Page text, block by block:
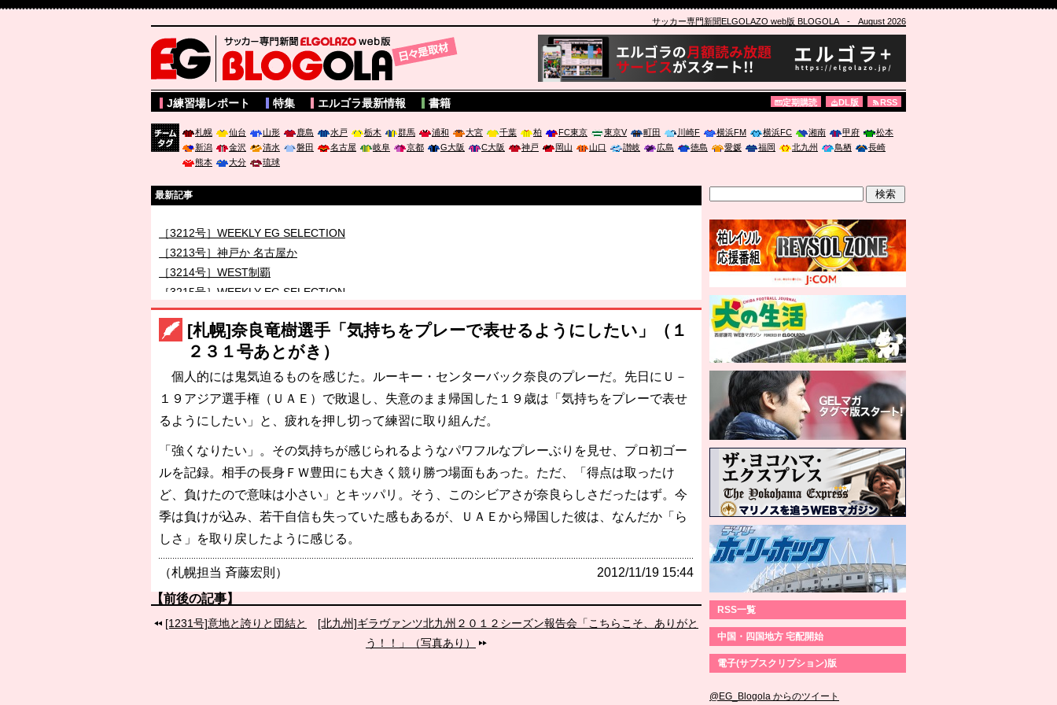
サッカー専門新聞ELGOLAZO web版 BLOGOLA- August 2026
サッカー専門新聞ELGOLAZO web版 BLOGOLA
J練習場レポート 特集 エルゴラ最新情報 書籍 定期購読 DL版 RSS
札幌 仙台 山形 鹿島 水戸 栃木 群馬 浦和 大宮 千葉 柏 FC東京 東京V 町田 川崎F 横浜FM 横浜FC 湘南 甲府
松本
新潟
金沢 清水 磐田 名古屋 岐阜 京都 G大阪 C大阪 神戸 岡山 山口 讃岐 広島 徳島 愛媛 福岡 北九州 鳥栖
長崎
熊本
大分 琉球
最新記事
［3212号］WEEKLY EG SELECTION
［3213号］神戸か 名古屋か
［3214号］WEST制覇
［3215号］WEEKLY EG SELECTION
［3216号］行く末占うラストワン
［3217号］最高の景色へ出国
［3218号］WEEKLY EG SELECTION
［3219号］特別な覇者へ 大逆転か連破か
［3220号］伝説の王者、黄金のシャーレ
[札幌]奈良竜樹選手「気持ちをプレーで表せるようにしたい」（１
２３１号あとがき）
個人的には鬼気迫るものを感じた。ルーキー・センターバック奈良のプレーだ。先日にＵ－
１９アジア選手権（ＵＡＥ）で敗退し、失意のまま帰国した１９歳は「気持ちをプレーで表せ
るようにしたい」と、疲れを押し切って練習に取り組んだ。
「強くなりたい」。その気持ちが感じられるようなパワフルなプレーぶりを見せ、プロ初ゴー
ルを記録。相手の長身ＦＷ豊田にも大きく競り勝つ場面もあった。ただ、「得点は取ったけ
ど、負けたので意味は小さい」とキッパリ。そう、このシビアさが奈良らしさだったはず。今
季は負けが込み、若干自信も失っていた感もあるが、ＵＡＥから帰国した彼は、なんだか「ら
しさ」を取り戻したように感じる。
（札幌担当 斉藤宏則） 2012/11/19 15:44
【前後の記事】
[1231号]意地と誇りと団結と
[北九州]ギラヴァンツ北九州２０１２シーズン報告会「こちらこそ、ありがと
う！！」（写真あり）
RSS一覧
中国・四国地方 宅配開始
電子(サブスクリプション)版
@EG_Blogola からのツイート